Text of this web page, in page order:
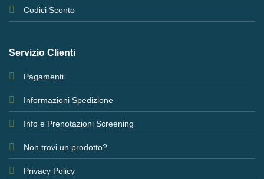
Codici Sconto
Servizio Clienti
Pagamenti
Informazioni Spedizione
Info e Prenotazioni Screening
Non trovi un prodotto?
Privacy Policy